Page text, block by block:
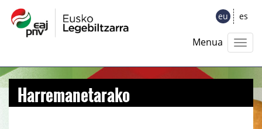
eu es
Menua
Harremanetarako